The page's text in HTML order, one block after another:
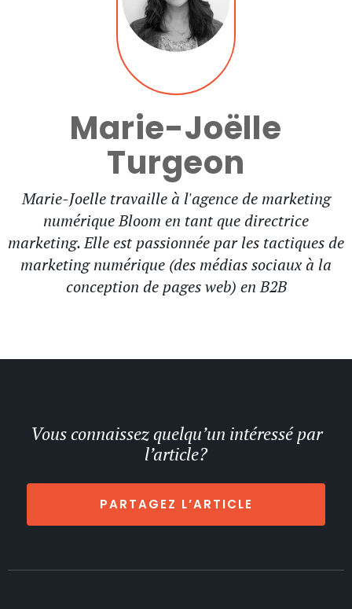
Marie-Joëlle
Turgeon
Marie-Joelle travaille à l'agence de marketing
numérique Bloom en tant que directrice
marketing. Elle est passionnée par les tactiques de
marketing numérique (des médias sociaux à la
conception de pages web) en B2B
Vous connaissez quelqu’un intéressé par
l’article?
PARTAGEZ L’ARTICLE